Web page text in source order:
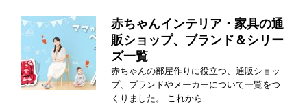
赤ちゃんインテリア・家具の通
販ショップ、ブランド＆シリー
ズ一覧
赤ちゃんの部屋作りに役立つ、通販ショッ
プ、ブランドやメーカーについて一覧をつ
くりました。 これから